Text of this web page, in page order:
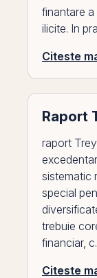
finantare
ilicite. In
Citeste
Raport
raport
sistematic
special
trebuie
financiar,
Citeste